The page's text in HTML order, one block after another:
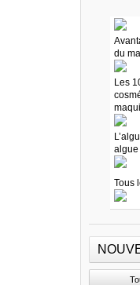
du
Les
algue
Tous